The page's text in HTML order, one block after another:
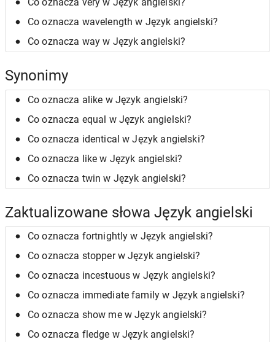
Co oznacza very w Język angielski?
Co oznacza wavelength w Język angielski?
Co oznacza way w Język angielski?
Synonimy
Co oznacza alike w Język angielski?
Co oznacza equal w Język angielski?
Co oznacza identical w Język angielski?
Co oznacza like w Język angielski?
Co oznacza twin w Język angielski?
Zaktualizowane słowa Język angielski
Co oznacza fortnightly w Język angielski?
Co oznacza stopper w Język angielski?
Co oznacza incestuous w Język angielski?
Co oznacza immediate family w Język angielski?
Co oznacza show me w Język angielski?
Co oznacza fledge w Język angielski?